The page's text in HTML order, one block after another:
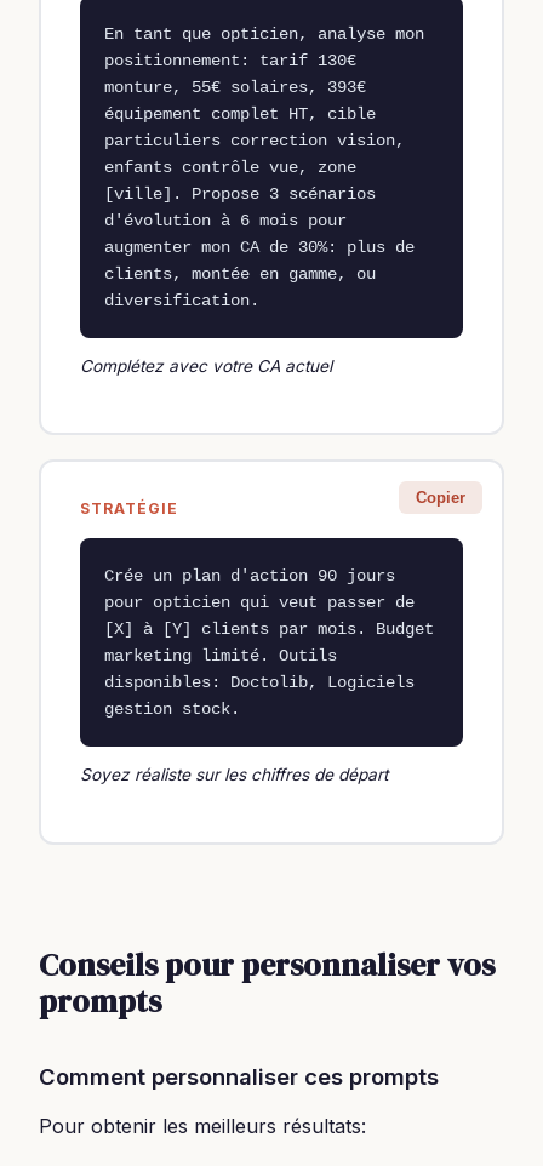
En tant que opticien, analyse mon
positionnement: tarif 130€
monture, 55€ solaires, 393€
équipement complet HT, cible
particuliers correction vision,
enfants contrôle vue, zone
[ville]. Propose 3 scénarios
d'évolution à 6 mois pour
augmenter mon CA de 30%: plus de
clients, montée en gamme, ou
diversification.
Complétez avec votre CA actuel
STRATÉGIE
Copier
Crée un plan d'action 90 jours
pour opticien qui veut passer de
[X] à [Y] clients par mois. Budget
marketing limité. Outils
disponibles: Doctolib, Logiciels
gestion stock.
Soyez réaliste sur les chiffres de départ
Conseils pour personnaliser vos
prompts
Comment personnaliser ces prompts
Pour obtenir les meilleurs résultats: